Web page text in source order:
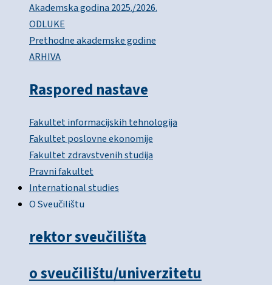
Akademska godina 2025./2026.
ODLUKE
Prethodne akademske godine
ARHIVA
Raspored nastave
Fakultet informacijskih tehnologija
Fakultet poslovne ekonomije
Fakultet zdravstvenih studija
Pravni fakultet
International studies
O Sveučilištu
rektor sveučilišta
o sveučilištu/univerzitetu